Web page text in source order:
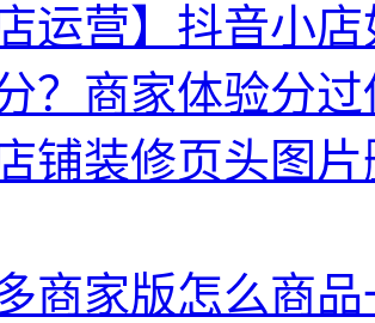
店运营】抖音小
？商家体验分
铺装修页头图
商家版怎么商